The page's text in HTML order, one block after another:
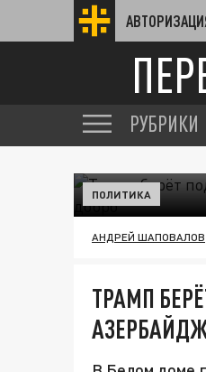
РУБРИКИ
ПОЛИТИКА
АНДРЕЙ ШАПОВАЛОВ
ТРАМП